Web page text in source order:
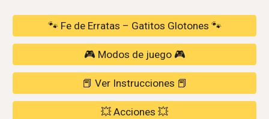
🐾 Fe de Erratas – Gatitos Glotones 🐾
🎮 Modos de juego 🎮
📕 Ver Instrucciones 📕
💥 Acciones 💥